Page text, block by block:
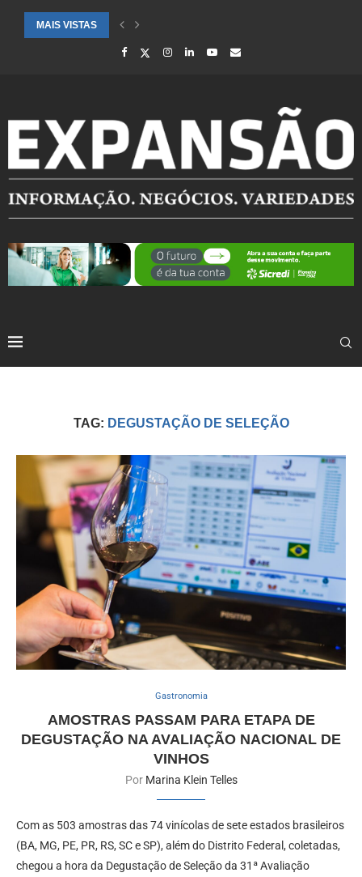
MAIS VISTAS
SAÚDE ALERTA PARA AUMENTO DE CASOS DE SÍNDROME GRIPAL
TAG: DEGUSTAÇÃO DE SELEÇÃO
Gastronomia
AMOSTRAS PASSAM PARA ETAPA DE
DEGUSTAÇÃO NA AVALIAÇÃO NACIONAL DE
VINHOS
Por Marina Klein Telles
Com as 503 amostras das 74 vinícolas de sete estados brasileiros
(BA, MG, PE, PR, RS, SC e SP), além do Distrito Federal, coletadas,
chegou a hora da Degustação de Seleção da 31ª Avaliação